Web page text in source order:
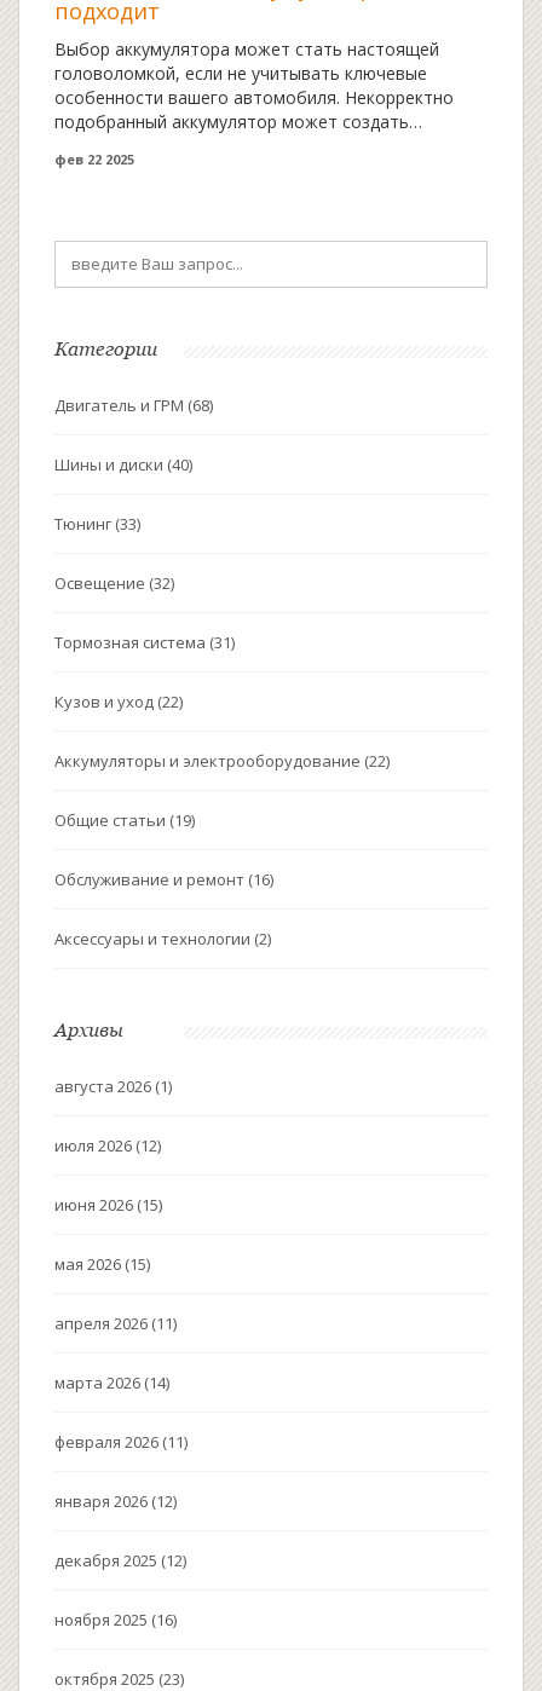
подходит
Выбор аккумулятора может стать настоящей
головоломкой, если не учитывать ключевые
особенности вашего автомобиля. Некорректно
подобранный аккумулятор может создать
запуском двигателя и заканчивая поломками
дадим несколько полезных советов, как избежать
ошибок при его выборе. Основное внимание
уделим важным характеристикам, которые помогут
вашего автомобиля.
фев 22 2025
Категории
Двигатель и ГРМ (68)
Шины и диски (40)
Тюнинг (33)
Освещение (32)
Тормозная система (31)
Кузов и уход (22)
Аккумуляторы и электрооборудование (22)
Общие статьи (19)
Обслуживание и ремонт (16)
Аксессуары и технологии (2)
Архивы
августа 2026 (1)
июля 2026 (12)
июня 2026 (15)
мая 2026 (15)
апреля 2026 (11)
марта 2026 (14)
февраля 2026 (11)
января 2026 (12)
декабря 2025 (12)
ноября 2025 (16)
октября 2025 (23)